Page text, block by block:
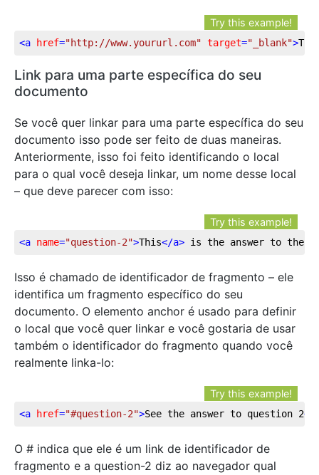
Try this example!
<a href="http://www.yoururl.com" target="_blank">
Link para uma parte específica do seu
documento
Se você quer linkar para uma parte específica do seu
documento isso pode ser feito de duas maneiras.
Anteriormente, isso foi feito identificando o local
para o qual você deseja linkar, um nome desse local
– que deve parecer com isso:
Try this example!
<a name="question-2">This</a> is the answer to the
Isso é chamado de identificador de fragmento – ele
identifica um fragmento específico do seu
documento. O elemento anchor é usado para definir
o local que você quer linkar e você gostaria de usar
também o identificador do fragmento quando você
realmente linka-lo:
Try this example!
<a href="#question-2">See the answer to question 2</
O # indica que ele é um link de identificador de
fragmento e a question-2 diz ao navegador qual